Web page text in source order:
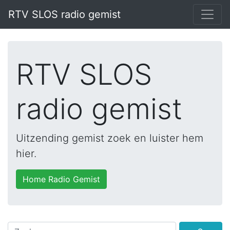
RTV SLOS radio gemist
RTV SLOS
radio gemist
Uitzending gemist zoek en luister hem
hier.
Home Radio Gemist